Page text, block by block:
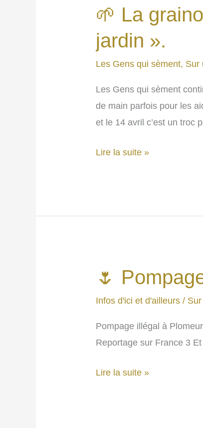
palme.
🌱 La
jardin ».
Les Gens qui sèment, Sur
Les Gens qui sèment
de main parfois pour les
et le 14 avril c’est un troc
🌱
Combrit
au
jardin ».
Lire la suite »
🌷
Infos d'ici et d'ailleurs /
Pompage illégal à
Reportage sur France 3
🌷
Lire la suite »